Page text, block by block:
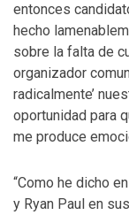
entonces
hecho
sobre la falta de
organizador
radicalmente’
oportunidad para
me produce
“Como he dicho
y Ryan Paul en